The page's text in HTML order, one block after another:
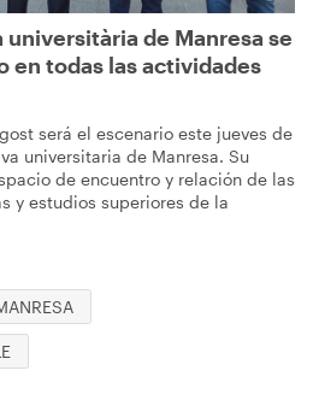
de Manresa se
en todas las actividades
será el escenario este jueves de
universitaria de Manresa. Su
de encuentro y relación de las
y estudios superiores de la